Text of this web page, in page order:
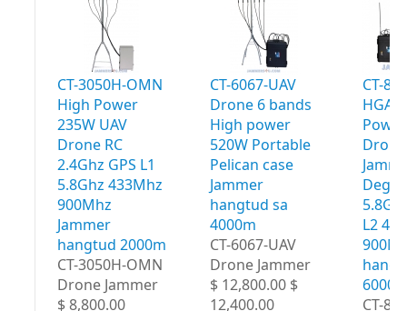
CT-3050H-OMN
High Power
235W UAV
Drone RC
2.4Ghz GPS L1
5.8Ghz 433Mhz
900Mhz
Jammer
hangtud 2000m
CT-3050H-OMN
Drone Jammer
$ 8,800.00
CT-6067-UAV
Drone 6 bands
High power
520W Portable
Pelican case
Jammer
hangtud sa
4000m
CT-6067-UAV
Drone Jammer
$ 12,800.00 $
12,400.00
CT-
HGA
L2
CT-